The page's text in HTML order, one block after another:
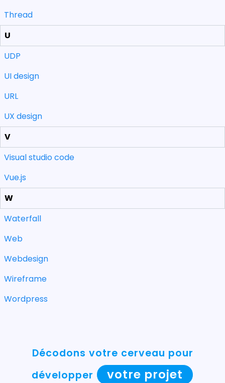
Thread
U
UDP
UI design
URL
UX design
V
Visual studio code
Vue.js
W
Waterfall
Web
Webdesign
Wireframe
Wordpress
Décodons votre cerveau pour
développer
votre projet